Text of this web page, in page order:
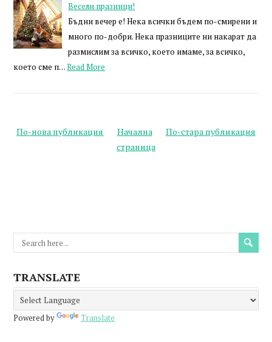
Весели празници!
Бъдни вечер е! Нека всички бъдем по-смирени и
много по-добри. Нека празниците ни накарат да
размислим за всичко, което имаме, за всичко,
което сме п…Read More
По-нова публикация По-стара публикация
Начална
страница
TRANSLATE
Powered by Translate